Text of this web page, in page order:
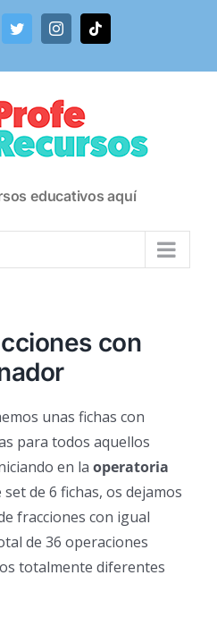
TwitterInstagramTiktok
educativos aquí
con
unas fichas con
para todos aquellos
en la operatoria
set de 6 fichas, os dejamos
fracciones con igual
de 36 operaciones
totalmente diferentes